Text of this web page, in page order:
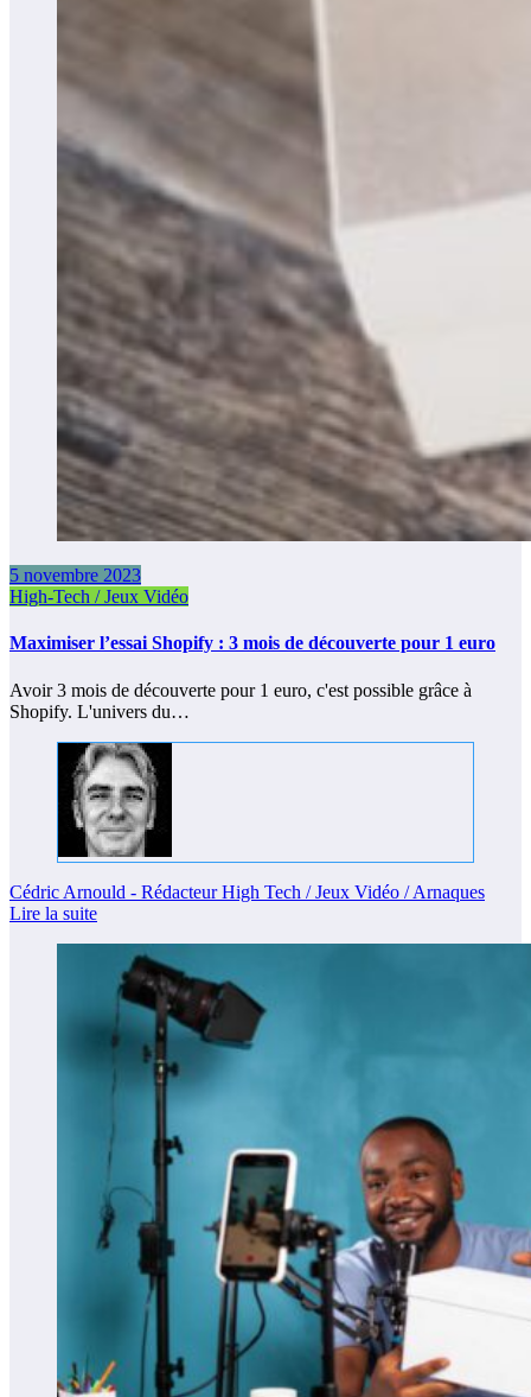
5 novembre 2023
High-Tech / Jeux Vidéo
Maximiser l’essai Shopify : 3 mois de découverte pour 1 euro
Avoir 3 mois de découverte pour 1 euro, c'est possible grâce à
Shopify. L'univers du…
Cédric Arnould - Rédacteur High Tech / Jeux Vidéo / Arnaques
Lire la suite